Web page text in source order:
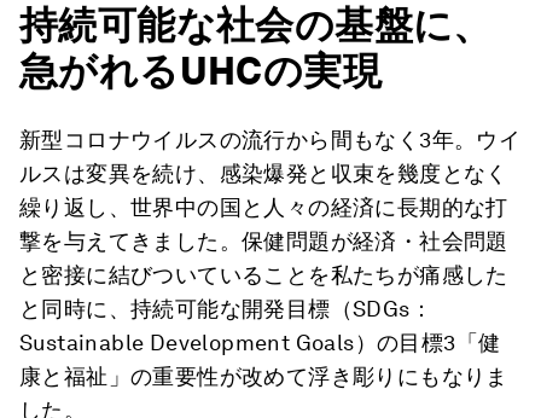
持続可能な社会の基盤に、
急がれるUHCの実現
新型コロナウイルスの流行から間もなく3年。ウイ
ルスは変異を続け、感染爆発と収束を幾度となく
繰り返し、世界中の国と人々の経済に長期的な打
撃を与えてきました。保健問題が経済・社会問題
と密接に結びついていることを私たちが痛感した
と同時に、持続可能な開発目標（SDGs：
Sustainable Development Goals）の目標3「健
康と福祉」の重要性が改めて浮き彫りにもなりま
した。